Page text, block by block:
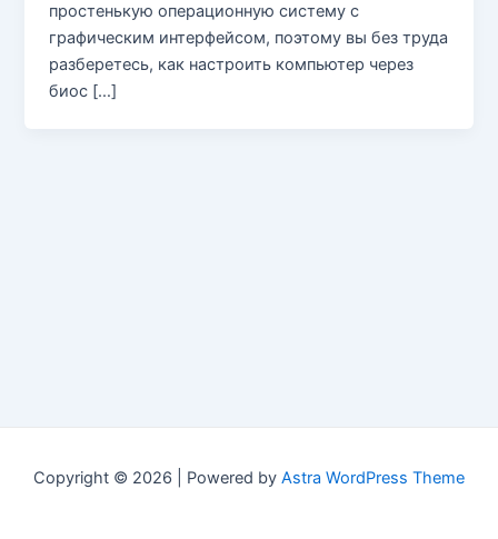
простенькую операционную систему с
графическим интерфейсом, поэтому вы без труда
разберетесь, как настроить компьютер через
биос […]
Copyright © 2026 | Powered by Astra WordPress Theme